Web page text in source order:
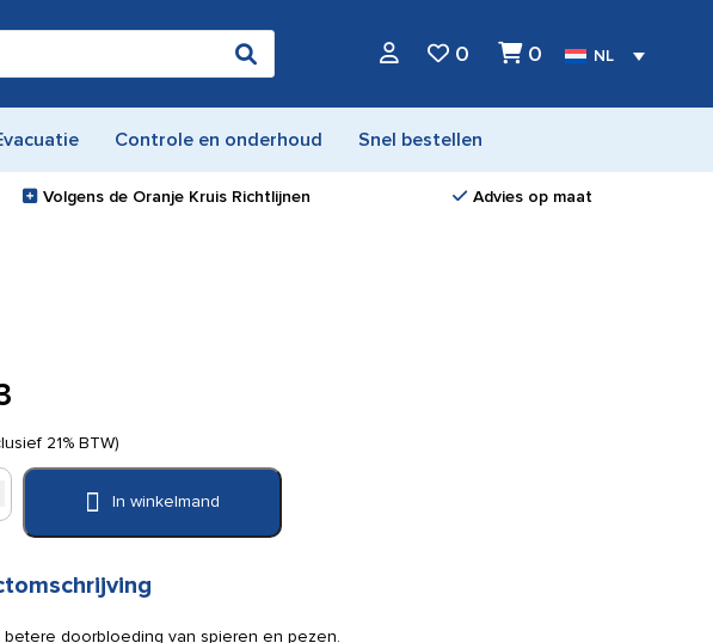
0 0 NL
Controle en onderhoud Snel bestellen
Volgens de Oranje Kruis Richtlijnen Advies op maat
21% BTW)
In winkelmand
doorbloeding van spieren en pezen.